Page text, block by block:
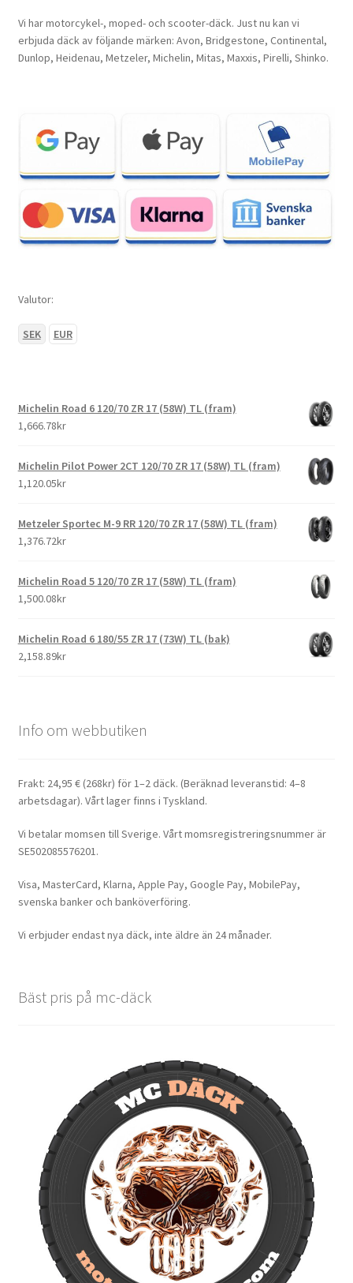
Vi har motorcykel-, moped- och scooter-däck. Just nu kan vi
erbjuda däck av följande märken: Avon, Bridgestone, Continental,
Dunlop, Heidenau, Metzeler, Michelin, Mitas, Maxxis, Pirelli, Shinko.
Valutor:
SEK EUR
Michelin Road 6 120/70 ZR 17 (58W) TL (fram)
1,666.78kr
Michelin Pilot Power 2CT 120/70 ZR 17 (58W) TL (fram)
1,120.05kr
Metzeler Sportec M-9 RR 120/70 ZR 17 (58W) TL (fram)
1,376.72kr
Michelin Road 5 120/70 ZR 17 (58W) TL (fram)
1,500.08kr
Michelin Road 6 180/55 ZR 17 (73W) TL (bak)
2,158.89kr
Info om webbutiken
Frakt: 24,95 € (268kr) för 1–2 däck. (Beräknad leveranstid: 4–8
arbetsdagar). Vårt lager finns i Tyskland.
Vi betalar momsen till Sverige. Vårt momsregistreringsnummer är
SE502085576201.
Visa, MasterCard, Klarna, Apple Pay, Google Pay, MobilePay,
svenska banker och banköverföring.
Vi erbjuder endast nya däck, inte äldre än 24 månader.
Bäst pris på mc-däck